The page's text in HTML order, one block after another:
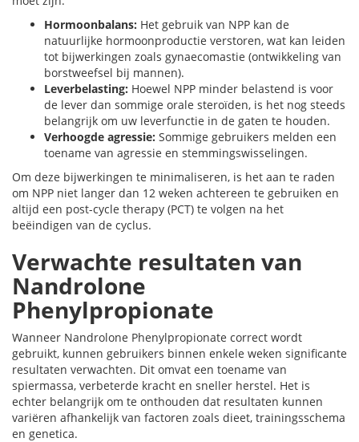
Hormoonbalans: Het gebruik van NPP kan de
natuurlijke hormoonproductie verstoren, wat kan leiden
tot bijwerkingen zoals gynaecomastie (ontwikkeling van
borstweefsel bij mannen).
Leverbelasting: Hoewel NPP minder belastend is voor
de lever dan sommige orale steroïden, is het nog steeds
belangrijk om uw leverfunctie in de gaten te houden.
Verhoogde agressie: Sommige gebruikers melden een
toename van agressie en stemmingswisselingen.
Om deze bijwerkingen te minimaliseren, is het aan te raden
om NPP niet langer dan 12 weken achtereen te gebruiken en
altijd een post-cycle therapy (PCT) te volgen na het
beëindigen van de cyclus.
Verwachte resultaten van
Nandrolone
Phenylpropionate
Wanneer Nandrolone Phenylpropionate correct wordt
gebruikt, kunnen gebruikers binnen enkele weken significante
resultaten verwachten. Dit omvat een toename van
spiermassa, verbeterde kracht en sneller herstel. Het is
echter belangrijk om te onthouden dat resultaten kunnen
variëren afhankelijk van factoren zoals dieet, trainingsschema
en genetica.